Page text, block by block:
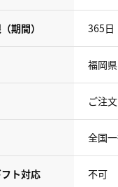
期間） 365日
福岡県
ご注
全国
ト対応 不可